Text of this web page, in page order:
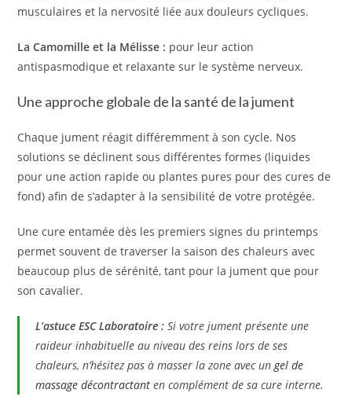
musculaires et la nervosité liée aux douleurs cycliques.
La Camomille et la Mélisse : pour leur action
antispasmodique et relaxante sur le système nerveux.
Une approche globale de la santé de la jument
Chaque jument réagit différemment à son cycle. Nos
solutions se déclinent sous différentes formes (liquides
pour une action rapide ou plantes pures pour des cures de
fond) afin de s’adapter à la sensibilité de votre protégée.
Une cure entamée dès les premiers signes du printemps
permet souvent de traverser la saison des chaleurs avec
beaucoup plus de sérénité, tant pour la jument que pour
son cavalier.
L’astuce ESC Laboratoire : Si votre jument présente une
raideur inhabituelle au niveau des reins lors de ses
chaleurs, n’hésitez pas à masser la zone avec ungel de
massage décontractant en complément de sa cure interne.